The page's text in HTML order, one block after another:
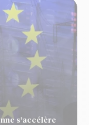
s’accélère